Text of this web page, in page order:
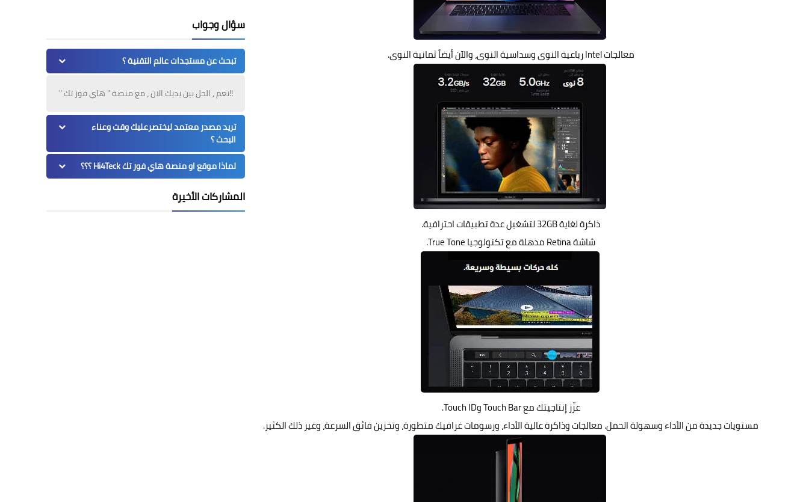
معالجات Intel رباعية النوى وسداسية النوى، والآن أيضاً ثمانية النوى.
ذاكرة لغاية 32GB لتشغيل عدة تطبيقات احترافية.
شاشة Retina مذهلة مع تكنولوجيا True Tone.
عزّز إنتاجيتك مع Touch Bar وTouch ID.
مستويات جديدة من الأداء وسهولة الحمل. معالجات وذاكرة عالية الأداء، ورسومات غرافيك متطورة، وتخزين فائق السرعة، وغير ذلك الكثير.
سؤال وجواب
تبحث عن مستجدات عالم التقنية ؟
!!نعم , الحل بين يديك الان ، مع منصة " هاي فور تك "
تريد مصدر معتمد ليختصرعليك وقت وعناء
البحث ؟
لماذا موقع او منصة هاي فور تك Hi4Teck ؟؟؟
المشاركات الأخيرة